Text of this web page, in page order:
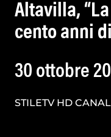
Altavilla,
cento anni
30 ottobre
STILETV HD